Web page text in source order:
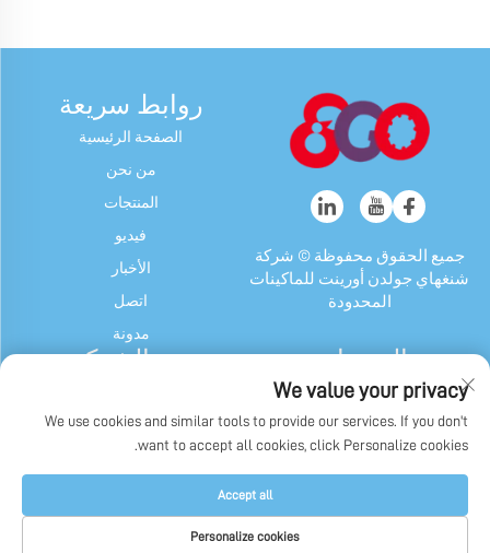
جميع الحقوق محفوظة © شركة
شنغهاي جولدن أورينت للماكينات
المحدودة
روابط سريعة
الصفحة الرئيسية
من نحن
المنتجات
فيديو
الأخبار
اتصل
مدونة
المنتجات
آلة الحلوى والعلكة
جهاز شوكولاتة
ماكينة تغليف الحلوى والعلكة
آلات أخرى
عن الشركة
تاريخنا
We value your privacy
We use cookies and similar tools to provide our services. If you don't
want to accept all cookies, click Personalize cookies.
Personalize cookies
Accept all